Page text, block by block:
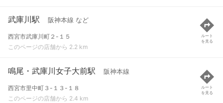
武庫川駅 阪神本線 など
西宮市武庫川町２-１５
このページの店舗から 2.2 km
ルート
を見る
鳴尾・武庫川女子大前駅 阪神本線
西宮市里中町３-１３-１８
このページの店舗から 2.4 km
ルート
を見る